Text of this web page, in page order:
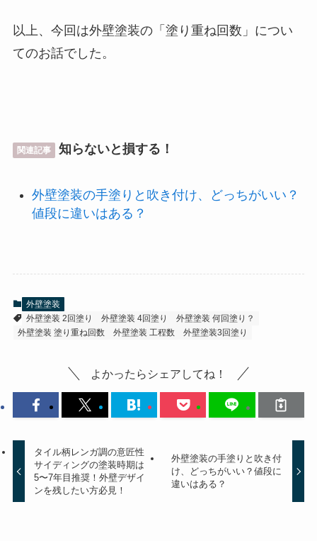
以上、今回は外壁塗装の「塗り重ね回数」につい
てのお話でした。
関連記事 知らないと損する！
外壁塗装の手塗りと吹き付け、どっちがいい？
値段に違いはある？
外壁塗装
外壁塗装 2回塗り
外壁塗装 4回塗り
外壁塗装 何回塗り？
外壁塗装 塗り重ね回数
外壁塗装 工程数 外壁塗装3回塗り
よかったらシェアしてね！
タイル柄レンガ調の意匠性
サイディングの塗装時期は
5〜7年目推奨！外壁デザイ
ンを残したい方必見！
外壁塗装の手塗りと吹き付
け、どっちがいい？値段に
違いはある？